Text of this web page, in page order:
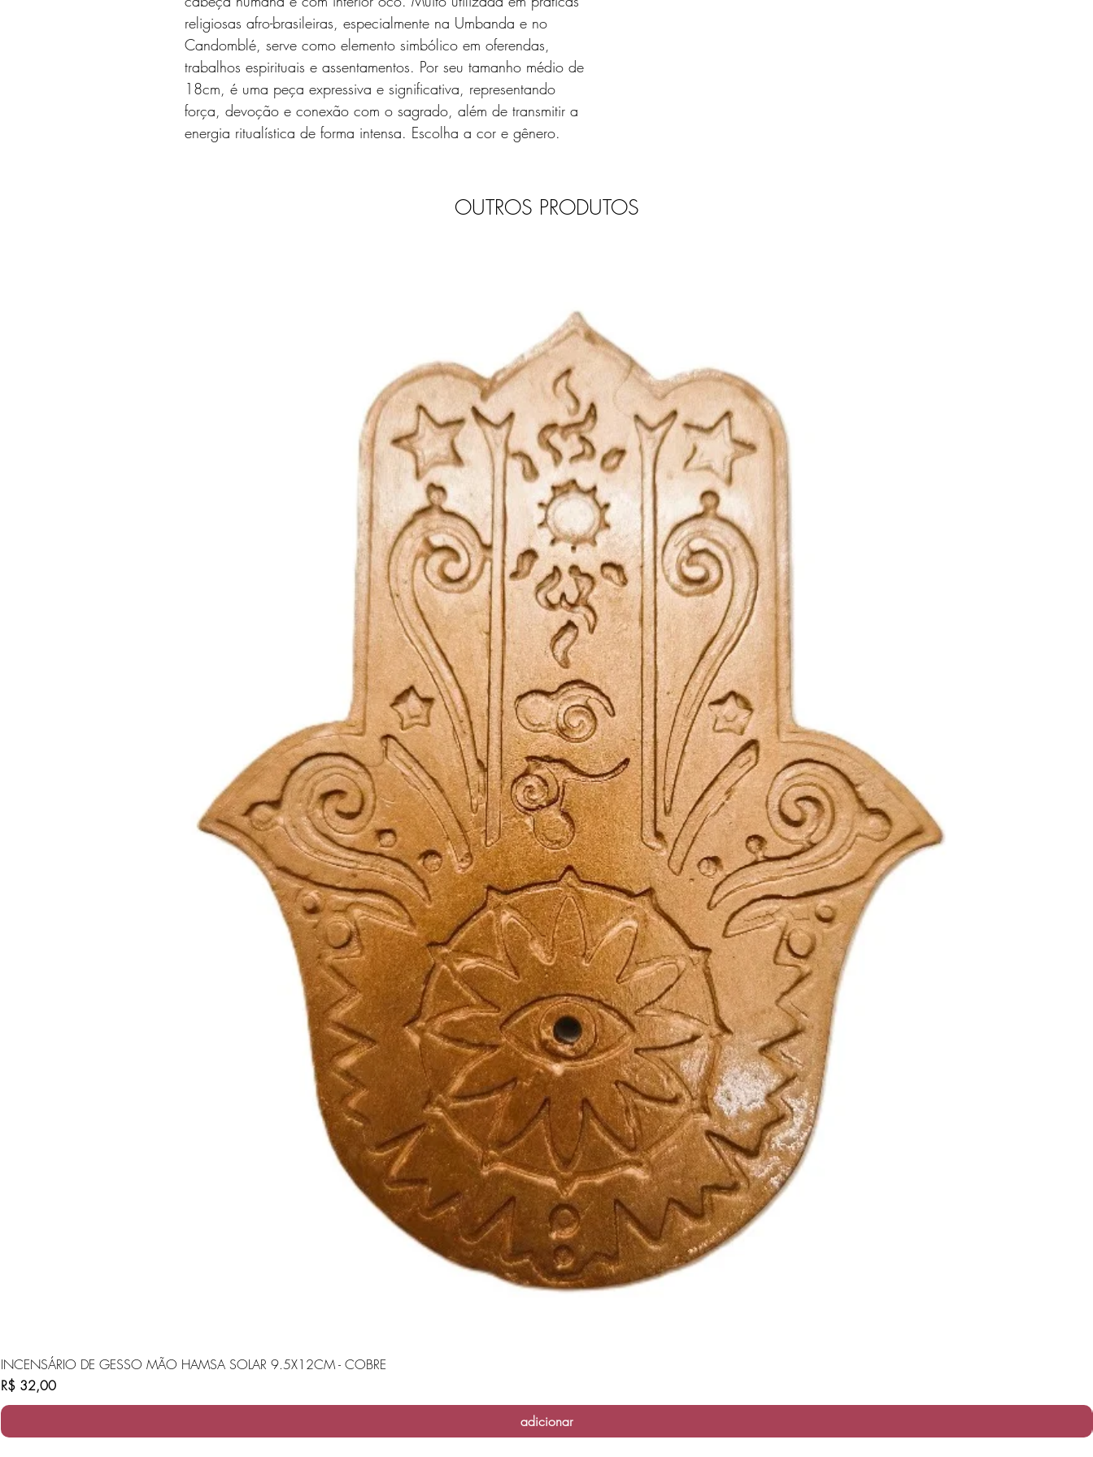
religiosas afro-brasileiras, especialmente na Umbanda e no
Candomblé, serve como elemento simbólico em oferendas,
trabalhos espirituais e assentamentos. Por seu tamanho médio de
18cm, é uma peça expressiva e significativa, representando
força, devoção e conexão com o sagrado, além de transmitir a
energia ritualística de forma intensa. Escolha a cor e gênero.
OUTROS PRODUTOS
INCENSÁRIO DE GESSO MÃO HAMSA SOLAR 9.5X12CM - COBRE
Preço
R$ 32,00
adicionar